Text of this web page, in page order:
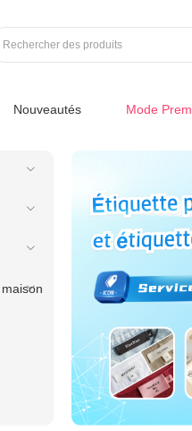
Rechercher des produits
Nouveautés Mode